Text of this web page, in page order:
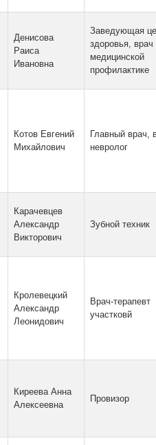
Денисова
Раиса
Ивановна
Заведующая
здоровья, врач
медицинской
профилактике
Котов Евгений
Михайлович
Главный врач,
невролог
Карачевцев
Александр
Викторович
Зубной техник
Кролевецкий
Александр
Леонидович
Врач-терапевт
участковй
Киреева Анна
Алексеевна
Провизор